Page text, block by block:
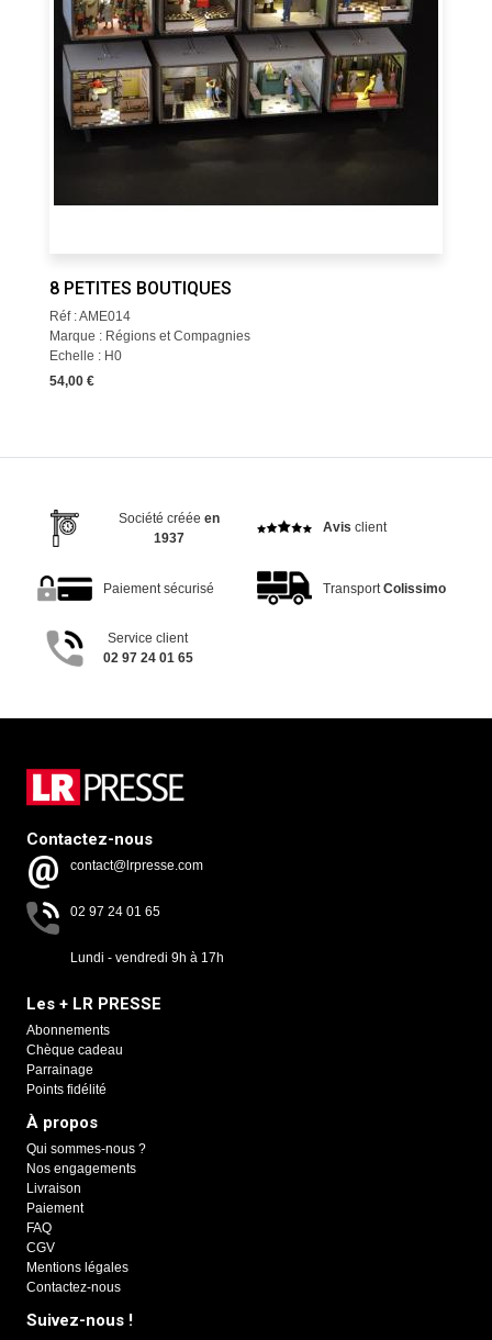
8 PETITES BOUTIQUES
Réf : AME014
Marque : Régions et Compagnies
Echelle : H0
54,00 €
Société créée en
1937
Avis client
Paiement sécurisé Transport Colissimo
Service client
02 97 24 01 65
Contactez-nous
contact@lrpresse.com
02 97 24 01 65
Lundi - vendredi 9h à 17h
Les + LR PRESSE
Abonnements
Chèque cadeau
Parrainage
Points fidélité
À propos
Qui sommes-nous ?
Nos engagements
Livraison
Paiement
FAQ
CGV
Mentions légales
Contactez-nous
Suivez-nous !